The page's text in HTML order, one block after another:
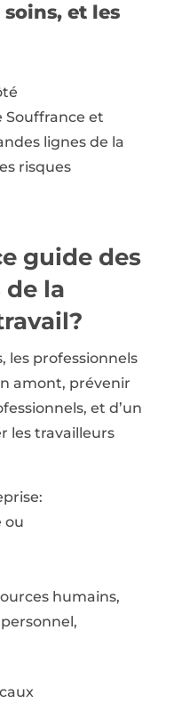
et les
Souffrance et
lignes de la
risques
guide des
la
les professionnels
amont, prévenir
et d’un
les travailleurs
ou
humains,